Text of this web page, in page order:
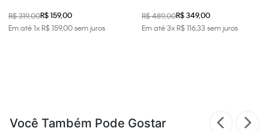
R$ 319,00R$ 159,00
Em até1xR$159,00sem juros
R$ 489,00R$ 349,00
Em até3xR$11633 sem juros
Você Também Pode Gostar